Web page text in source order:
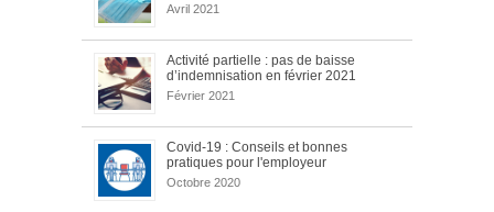
Avril 2021
Activité partielle : pas de baisse
d’indemnisation en février 2021
Février 2021
Covid-19 : Conseils et bonnes
pratiques pour l'employeur
Octobre 2020